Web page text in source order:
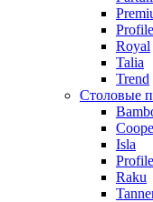
Profile
Royal
Talia
Trend
Столовые
Isla
Profile
Raku